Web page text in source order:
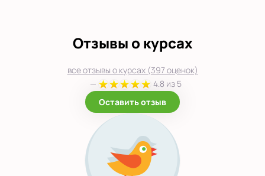
Отзывы о курсах
все отзывы о курсах (397 оценок)
—
4.8 из 5
Оставить отзыв